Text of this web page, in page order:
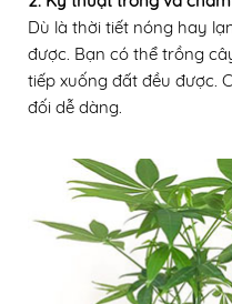
Dù là thời tiết nóng hay
được. Bạn có thể trồng
tiếp xuống đất đều được.
đối dễ dàng.